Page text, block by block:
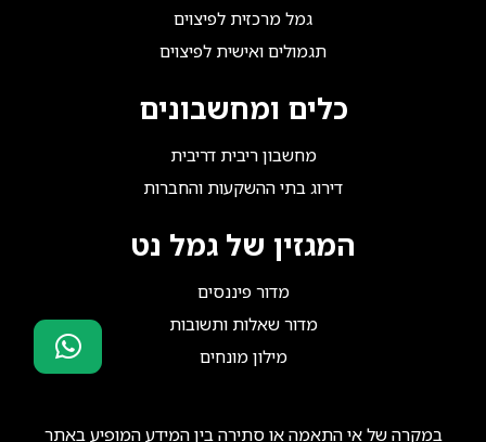
גמל מרכזית לפיצוים
תגמולים ואישית לפיצוים
כלים ומחשבונים
מחשבון ריבית דריבית
דירוג בתי ההשקעות והחברות
המגזין של גמל נט
מדור פיננסים
מדור שאלות ותשובות
מילון מונחים
במקרה של אי התאמה או סתירה בין המידע המופיע באתר